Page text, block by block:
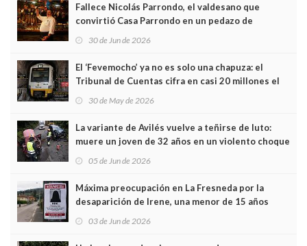
Fallece Nicolás Parrondo, el valdesano que
convirtió Casa Parrondo en un pedazo de
30 de Jun de 2026
El ‘Fevemocho’ ya no es solo una chapuza: el
Tribunal de Cuentas cifra en casi 20 millones el
30 de May de 2026
La variante de Avilés vuelve a teñirse de luto:
muere un joven de 32 años en un violento choque
05 de Jun de 2026
Máxima preocupación en La Fresneda por la
desaparición de Irene, una menor de 15 años
03 de Jun de 2026